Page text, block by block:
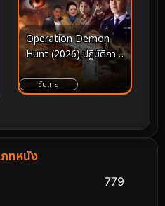
Operation Demon
Hunt (2026) ปฏิบัติการ
ล่าปีศาจ
ซับไทย
ภทหนัง
779